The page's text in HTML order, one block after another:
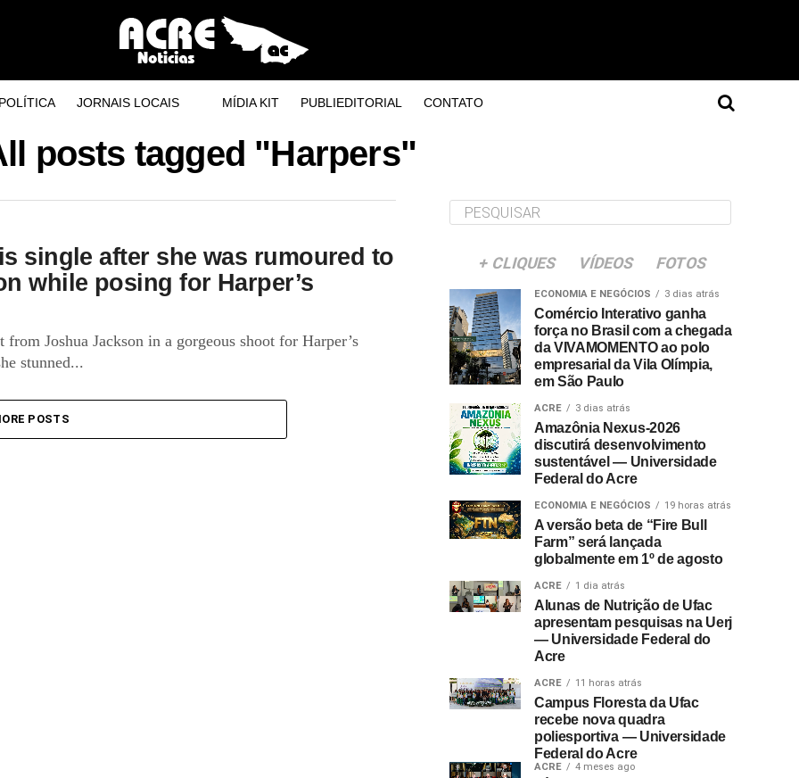
JORNAIS LOCAIS MÍDIA KIT PUBLIEDITORIAL CONTATO
posts tagged "Harpers"
single after she was rumoured to
while posing for Harper’s
Joshua Jackson in a gorgeous shoot for Harper’s
stunned...
POSTS
+ CLIQUES VÍDEOS FOTOS
ECONOMIA E NEGÓCIOS 3 dias atrás
Comércio Interativo ganha
força no Brasil com a chegada
da VIVAMOMENTO ao polo
empresarial da Vila Olímpia,
em São Paulo
ACRE 3 dias atrás
Amazônia Nexus-2026
discutirá desenvolvimento
sustentável — Universidade
Federal do Acre
ECONOMIA E NEGÓCIOS 19 horas atrás
A versão beta de “Fire Bull
Farm” será lançada
globalmente em 1º de agosto
ACRE 1 dia atrás
Alunas de Nutrição de Ufac
apresentam pesquisas na Uerj
— Universidade Federal do
Acre
ACRE 11 horas atrás
Campus Floresta da Ufac
recebe nova quadra
poliesportiva — Universidade
Federal do Acre
ACRE 4 meses ago